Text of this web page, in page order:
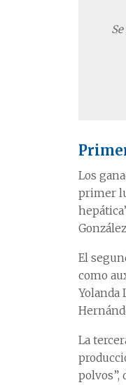
Los
primer
El
como
Yolanda
La
polvos”,